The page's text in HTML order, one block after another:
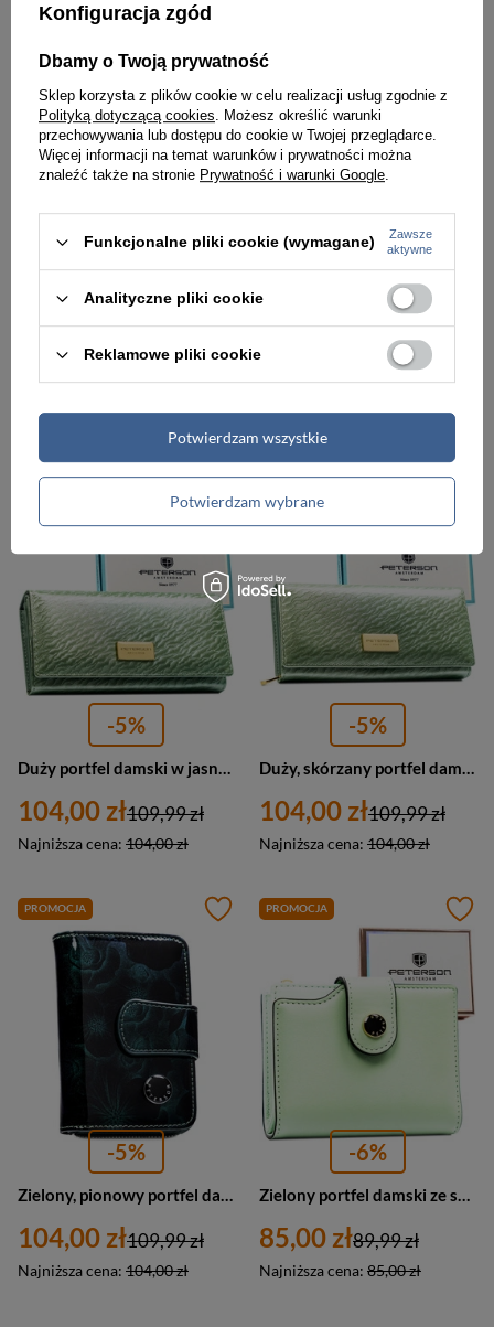
PROMOCJA NOWOŚĆ
-5%
104,00 zł
Najniższa cena:123,00 zł
109,99 zł
PROMOCJA
104,00 zł
Najniższa cena:104,00 zł
109,99 zł
PROMOCJA NOWOŚĆ
-5%
Duży portfel damski w jasnozielonym kolorze zamykany na zatrzask - Peterson
104,00 zł
Najniższa cena: 104,00 zł
109,99 zł
PROMOCJA NOWOŚĆ
-5%
Duży, skórzany portfel damski w jasnozielonym kolorze zamykany na zatrzask - Peterson
104,00 zł
Najniższa cena: 104,00 zł
109,99 zł
PROMOCJA
-5%
104,00 zł
Najniższa cena: 104,00 zł
109,99 zł
PROMOCJA
-6%
85,00 zł
Najniższa cena: 85,00 zł
89,99 zł
Konfiguracja zgód
Dbamy o Twoją prywatność
Sklep korzysta z plików cookie w celu realizacji usług zgodnie z
Polityką dotyczącą cookies. Możesz określić warunki
przechowywania lub dostępu do cookie w Twojej przeglądarce.
Więcej informacji na temat warunków i prywatności można
znaleźć także na stronie Prywatność i warunki Google.
Funkcjonalne pliki cookie (wymagane)
Zawsze
aktywne
Analityczne pliki cookie
Reklamowe pliki cookie
Potwierdzam wybrane
Potwierdzam wszystkie